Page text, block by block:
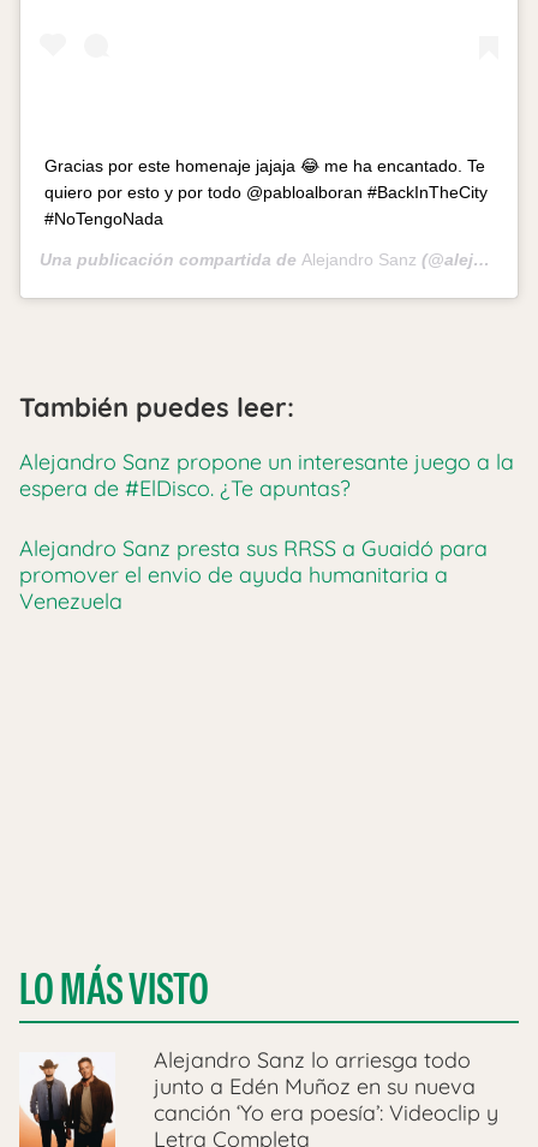
Gracias por este homenaje jajaja 😂 me ha encantado. Te
quiero por esto y por todo @pabloalboran #BackInTheCity
#NoTengoNada
Una publicación compartida de Alejandro Sanz (@alejandrosanz) el
También puedes leer:
Alejandro Sanz propone un interesante juego a la
espera de #ElDisco. ¿Te apuntas?
Alejandro Sanz presta sus RRSS a Guaidó para
promover el envio de ayuda humanitaria a
Venezuela
LO MÁS VISTO
Alejandro Sanz lo arriesga todo
junto a Edén Muñoz en su nueva
canción ‘Yo era poesía’: Videoclip y
Letra Completa